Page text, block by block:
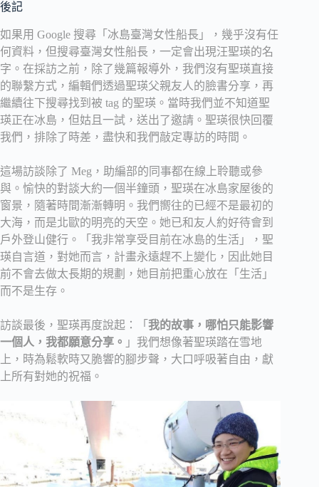
後記
如果用 Google 搜尋「冰島臺灣女性船長」，幾乎沒有任
何資料，但搜尋臺灣女性船長，一定會出現汪聖瑛的名
字。在採訪之前，除了幾篇報導外，我們沒有聖瑛直接
的聯繫方式，編輯們透過聖瑛父親友人的臉書分享，再
繼續往下搜尋找到被 tag 的聖瑛。當時我們並不知道聖
瑛正在冰島，但姑且一試，送出了邀請。聖瑛很快回覆
我們，排除了時差，盡快和我們敲定專訪的時間。
這場訪談除了 Meg，助編部的同事都在線上聆聽或參
與。愉快的對談大約一個半鐘頭，聖瑛在冰島家屋後的
窗景，隨著時間漸漸轉明。我們嚮往的已經不是最初的
大海，而是北歐的明亮的天空。她已和友人約好待會到
戶外登山健行。「我非常享受目前在冰島的生活」，聖
瑛自言道，對她而言，計畫永遠趕不上變化，因此她目
前不會去做太長期的規劃，她目前把重心放在「生活」
而不是生存。
訪談最後，聖瑛再度說起：「 我的故事，哪怕只能影響
一個人，我都願意分享。 」我們想像著聖瑛踏在雪地
上，時為鬆軟時又脆響的腳步聲，大口呼吸著自由，獻
上所有對她的祝福。